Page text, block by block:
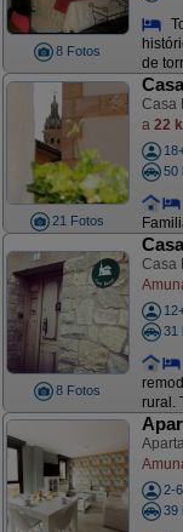
8 Fotos
de
21 Fotos
Casa
a 22
50
8 Fotos
Casa
31
rural.
2-
39